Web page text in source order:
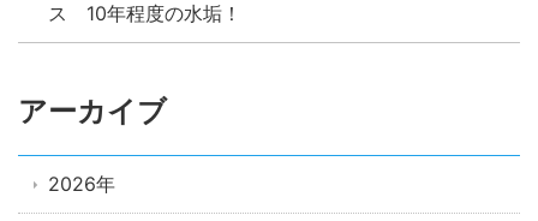
ス 10年程度の水垢！
アーカイブ
2026年